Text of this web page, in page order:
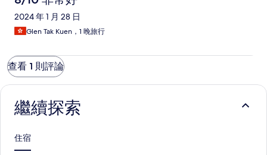
2024 年 1 月 28 日
Glen Tak Kuen，1 晚旅行
查看 1 則評論
繼續探索
住宿